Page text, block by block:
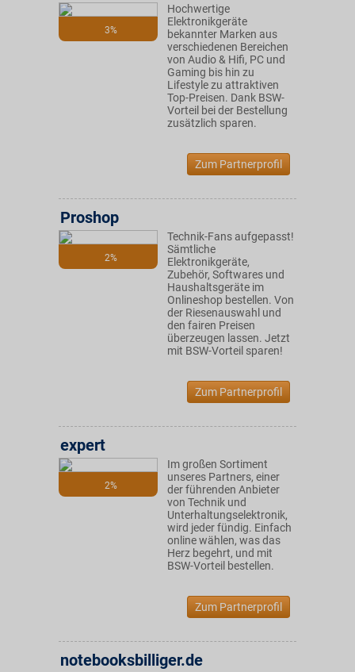
3%
Hochwertige
Elektronikgeräte
bekannter Marken aus
verschiedenen Bereichen
von Audio & Hifi, PC und
Gaming bis hin zu
Lifestyle zu attraktiven
Top-Preisen. Dank BSW-
Vorteil bei der Bestellung
zusätzlich sparen.
Zum Partnerprofil
2%
Proshop
Technik-Fans aufgepasst!
Sämtliche
Elektronikgeräte,
Zubehör, Softwares und
Haushaltsgeräte im
Onlineshop bestellen. Von
der Riesenauswahl und
den fairen Preisen
überzeugen lassen. Jetzt
mit BSW-Vorteil sparen!
Zum Partnerprofil
2%
expert
Im großen Sortiment
unseres Partners, einer
der führenden Anbieter
von Technik und
Unterhaltungselektronik,
wird jeder fündig. Einfach
online wählen, was das
Herz begehrt, und mit
BSW-Vorteil bestellen.
Zum Partnerprofil
notebooksbilliger.de